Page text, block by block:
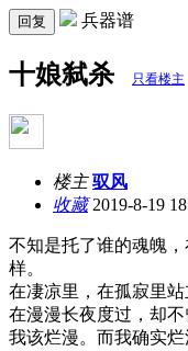
回复 兵器谱
十娘弑杀 只看楼主
楼主 驭风
收藏2019-8-19
不知是托了谁的魂魄
样。
在凄凉里，在孤寂里
在漫漫长夜度过，却不
我该烂漫。而我确实